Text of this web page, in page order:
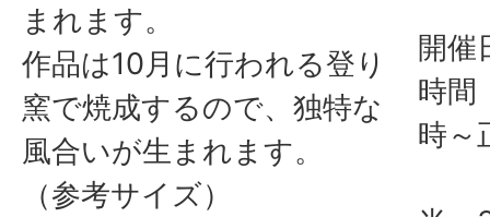
まれます。
作品は10月に行われる登り
窯で焼成するので、独特な
風合いが生まれます。
（参考サイズ）
開催
時間
時～